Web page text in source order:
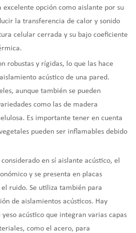
excelente opción como aislante por su
la transferencia de calor y sonido
celular cerrada y su bajo coeficiente
robustas y rígidas, lo que las hace
acústico de una pared.
aunque también se pueden
como las de madera
Es importante tener en cuenta
pueden ser inflamables debido
en sí aislante acústico, el
y se presenta en placas
ruido. Se utiliza también para
de aislamientos acústicos. Hay
yeso acústico que integran varias capas
como el acero, para